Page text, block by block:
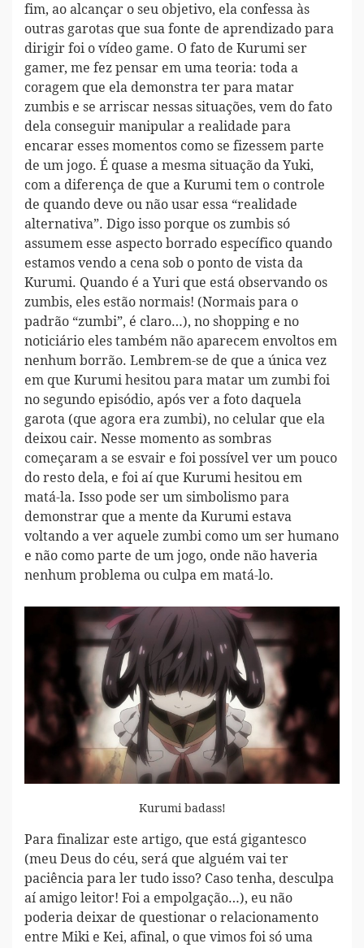
fim, ao alcançar o seu objetivo, ela confessa às
outras garotas que sua fonte de aprendizado para
dirigir foi o vídeo game. O fato de Kurumi ser
gamer, me fez pensar em uma teoria: toda a
coragem que ela demonstra ter para matar
zumbis e se arriscar nessas situações, vem do fato
dela conseguir manipular a realidade para
encarar esses momentos como se fizessem parte
de um jogo. É quase a mesma situação da Yuki,
com a diferença de que a Kurumi tem o controle
de quando deve ou não usar essa “realidade
alternativa”. Digo isso porque os zumbis só
assumem esse aspecto borrado específico quando
estamos vendo a cena sob o ponto de vista da
Kurumi. Quando é a Yuri que está observando os
zumbis, eles estão normais! (Normais para o
padrão “zumbi”, é claro…), no shopping e no
noticiário eles também não aparecem envoltos em
nenhum borrão. Lembrem-se de que a única vez
em que Kurumi hesitou para matar um zumbi foi
no segundo episódio, após ver a foto daquela
garota (que agora era zumbi), no celular que ela
deixou cair. Nesse momento as sombras
começaram a se esvair e foi possível ver um pouco
do resto dela, e foi aí que Kurumi hesitou em
matá-la. Isso pode ser um simbolismo para
demonstrar que a mente da Kurumi estava
voltando a ver aquele zumbi como um ser humano
e não como parte de um jogo, onde não haveria
nenhum problema ou culpa em matá-lo.
Kurumi badass!
Para finalizar este artigo, que está gigantesco
(meu Deus do céu, será que alguém vai ter
paciência para ler tudo isso? Caso tenha, desculpa
aí amigo leitor! Foi a empolgação…), eu não
poderia deixar de questionar o relacionamento
entre Miki e Kei, afinal, o que vimos foi só uma